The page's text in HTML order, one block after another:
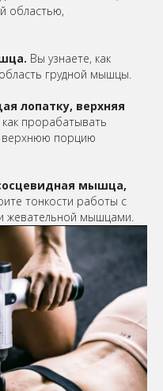
областью,
Вы узнаете, как
грудной мышцы.
лопатку, верхняя
прорабатывать
верхнюю порцию
мышца,
тонкости работы с
жевательной мышцами.